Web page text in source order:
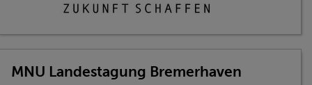
MNU Landestagung Bremerhaven